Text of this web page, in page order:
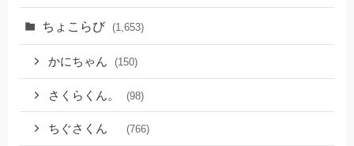
ちょこらび (1,653)
かにちゃん (150)
さくらくん。 (98)
ちぐさくん (766)